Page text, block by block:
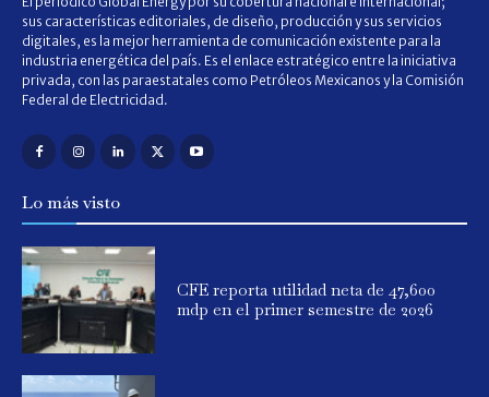
sus características editoriales, de diseño, producción y sus servicios
digitales, es la mejor herramienta de comunicación existente para la
industria energética del país. Es el enlace estratégico entre la iniciativa
privada, con las paraestatales como Petróleos Mexicanos y la Comisión
Federal de Electricidad.
Lo más visto
CFE reporta utilidad neta de 47,600
mdp en el primer semestre de 2026